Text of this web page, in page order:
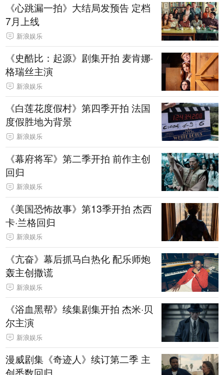
《心跳漏一拍》大结局发预告 定档
7月上线
新浪娱乐
《史酷比：起源》剧集开拍 麦肯娜·
格瑞丝主演
新浪娱乐
《白莲花度假村》第四季开拍 法国
度假胜地为背景
新浪娱乐
《幕府将军》第二季开拍 前作主创
回归
新浪娱乐
《美国恐怖故事》第13季开拍 杰西
卡·兰格回归
新浪娱乐
《亢奋》幕后抓马白热化 配乐师炮
轰主创撒谎
新浪娱乐
《浴血黑帮》续集剧集开拍 杰米·贝
尔主演
新浪娱乐
漫威剧集《奇迹人》续订第二季 主